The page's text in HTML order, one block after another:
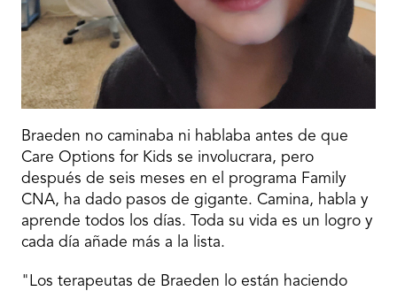
Braeden no caminaba ni hablaba antes de que
Care Options for Kids se involucrara, pero
después de seis meses en el programa Family
CNA, ha dado pasos de gigante. Camina, habla y
aprende todos los días. Toda su vida es un logro y
cada día añade más a la lista.
"Los terapeutas de Braeden lo están haciendo